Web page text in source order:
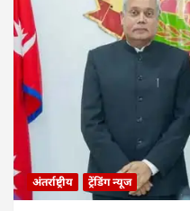
अंतर्राष्ट्रीय ट्रेंडिंग न्यूज